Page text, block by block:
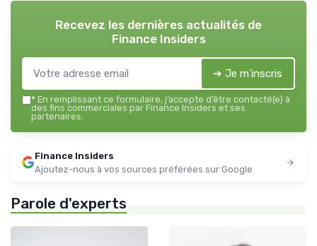
Recevez les dernières actualités de
Finance Insiders
➔ Je m'inscris
* En remplissant ce formulaire, j’accepte d’être contacté(e) à
des fins commerciales par Finance Insiders et ses
partenaires.
Finance Insiders
Ajoutez-nous à vos sources préférées sur Google
Parole d'experts